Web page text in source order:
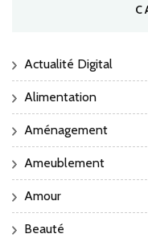
Actualité Digital
Alimentation
Aménagement
Ameublement
Amour
Beauté